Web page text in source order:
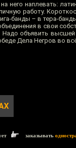
него наплевать:
работу.
банды – в тера-
в свои
Надо объявить
Дела Негров во
заказывать